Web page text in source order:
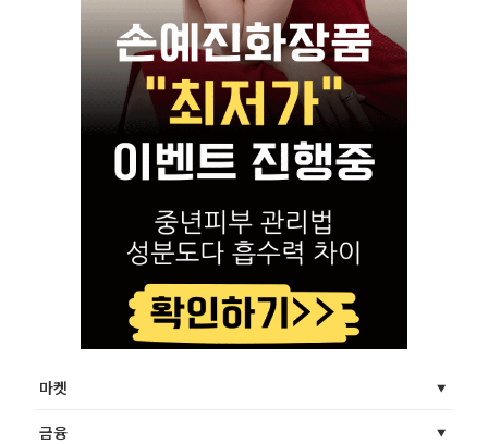
마켓
금융